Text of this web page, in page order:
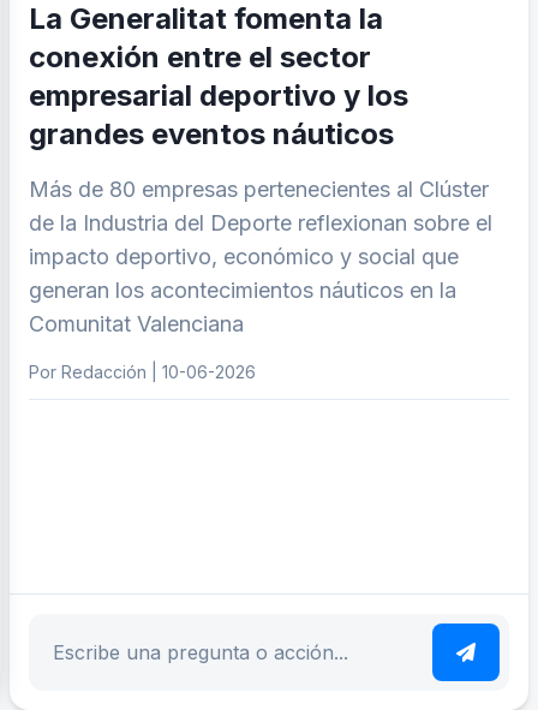
La Generalitat fomenta la
conexión entre el sector
empresarial deportivo y los
grandes eventos náuticos
Más de 80 empresas pertenecientes al Clúster
de la Industria del Deporte reflexionan sobre el
impacto deportivo, económico y social que
generan los acontecimientos náuticos en la
Comunitat Valenciana
Por Redacción | 10-06-2026
Escribe tu pregunta